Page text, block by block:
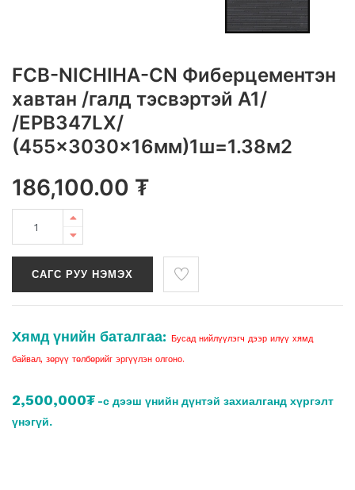
FCB-NICHIHA-CN Фиберцементэн
хавтан /галд тэсвэртэй A1/
/EPB347LX/
(455x3030x16мм)1ш=1.38м2
186,100.00 ₮
САГС РУУ НЭМЭХ
Хямд үнийн баталгаа:
Бусад нийлүүлэгч дээр илүү хямд
байвал, зөрүү төлбөрийг эргүүлэн олгоно.
2,500,000₮ -с дээш үнийн дүнтэй захиалганд хүргэлт
үнэгүй.